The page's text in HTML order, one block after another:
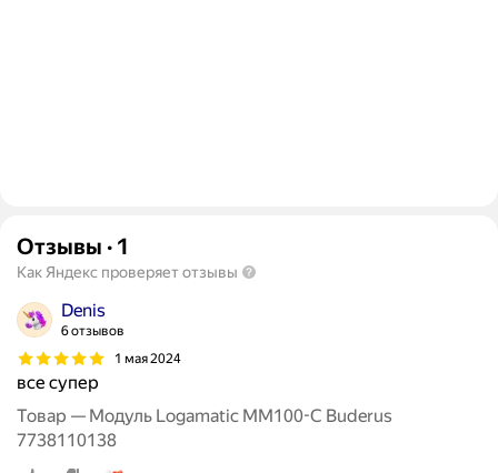
Отзывы · 1
Как Яндекс проверяет отзывы
Denis
6 отзывов
1 мая 2024
все супер
Товар — Модуль Logamatic MM100-C Buderus
7738110138